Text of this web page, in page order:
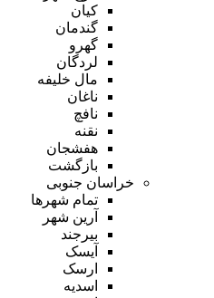
کیان
گندمان
گهرو
لردگان
مال خلیفه
ناغان
نافچ
نقنه
هفشجان
بازگشت
خراسان جنوبی
تمام شهر‌ها
آرین شهر
بیرجند
آیسک
ارسک
اسدیه